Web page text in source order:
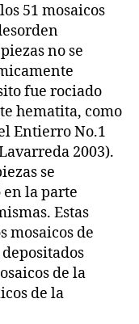
51 mosaicos
no se
fue rociado
hematita, como
Entierro No.1
2003).
se
en la parte
Estas
mosaicos de
de la
de la